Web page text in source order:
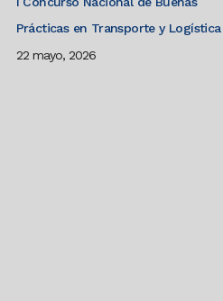
Prácticas en Transporte y Logística
22 mayo, 2026